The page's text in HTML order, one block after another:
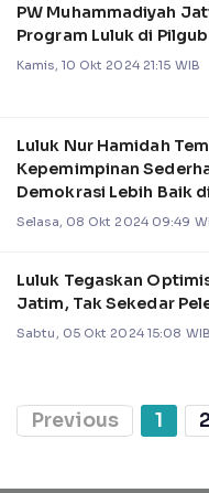
PW Muhammadiyah
Program Luluk di
Kamis, 10 Okt 2024 21:15 WIB
Luluk Nur Hamidah
Kepemimpinan
Demokrasi Lebih Baik
Selasa, 08 Okt 2024 09:49
Luluk Tegaskan
Jatim, Tak Sekedar
Sabtu, 05 Okt 2024 15:08 WIB
Previous 1 2